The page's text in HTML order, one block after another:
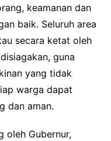
keamanan dan
baik. Seluruh area
secara ketat oleh
guna
yang tidak
warga dapat
dan aman.
oleh Gubernur,